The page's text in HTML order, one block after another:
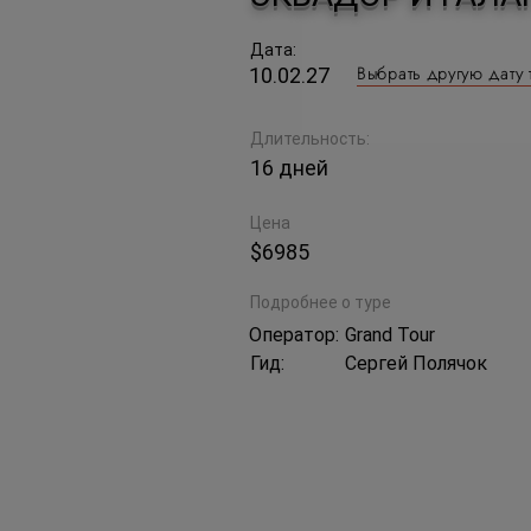
Дата:
10.02.27 Выбрать другую дату
Длительность:
16 дней
Цена
$6985
Подробнее о туре
Оператор: Grand Tour
Гид:
Сергей Полячок